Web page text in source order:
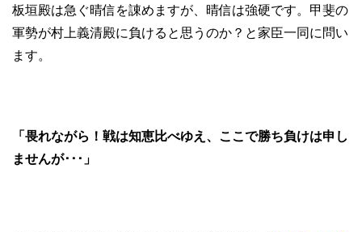
板垣殿は急ぐ晴信を諌めますが、晴信は強硬です。甲斐の
軍勢が村上義清殿に負けると思うのか？と家臣一同に問い
ます。
「畏れながら！戦は知恵比べゆえ、ここで勝ち負けは申し
ませんが･･･」